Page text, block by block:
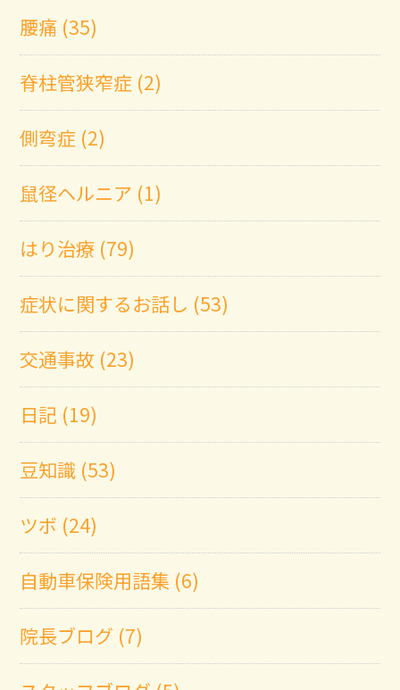
腰痛 (35)
脊柱管狭窄症 (2)
側弯症 (2)
鼠径ヘルニア (1)
はり治療 (79)
症状に関するお話し (53)
交通事故 (23)
日記 (19)
豆知識 (53)
ツボ (24)
自動車保険用語集 (6)
院長ブログ (7)